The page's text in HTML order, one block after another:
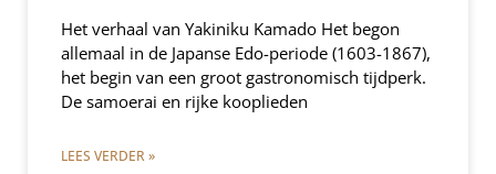
Het verhaal van Yakiniku Kamado Het begon
allemaal in de Japanse Edo-periode (1603-1867),
het begin van een groot gastronomisch tijdperk.
De samoerai en rijke kooplieden
LEES VERDER »